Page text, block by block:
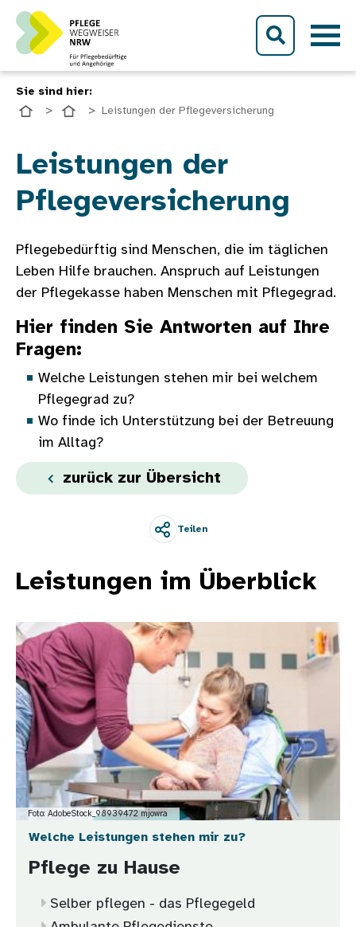
Direkt zum Inhalt
Sie sind hier:
Leistungen der Pflegeversicherung
BildLeistungen der
Pflegeversicherung
Pflegebedürftig sind Menschen, die im täglichen
Leben Hilfe brauchen. Anspruch auf Leistungen
der Pflegekasse haben Menschen mit Pflegegrad.
Hier finden Sie Antworten auf Ihre
Fragen:
Welche Leistungen stehen mir bei welchem
Pflegegrad zu?
Wo finde ich Unterstützung bei der Betreuung
im Alltag?
zurück zur Übersicht
Teilen
Leistungen im Überblick
Bild
Foto: AdobeStock_98939472 mjowra
Welche Leistungen stehen mir zu?
Pflege zu Hause
Selber pflegen - das Pflegegeld